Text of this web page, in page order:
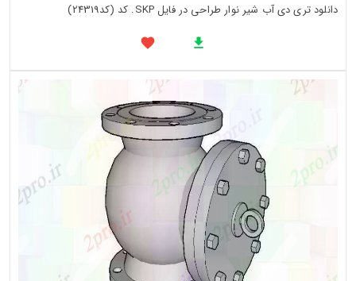
دانلود تری دی آب شیر نوار طراحی در فایل SKP. کد (کد24319)